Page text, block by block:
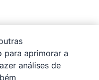
para aprimorar a
análises de